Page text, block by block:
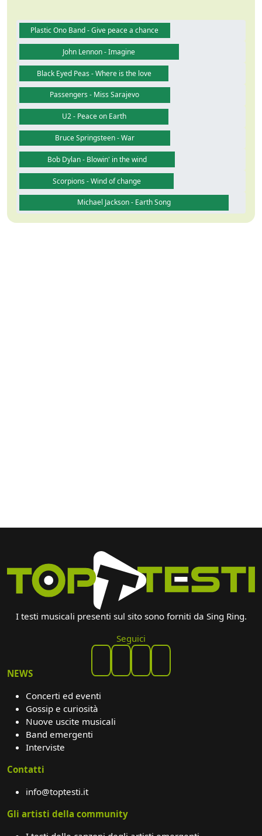
Plastic Ono Band - Give peace a chance
John Lennon - Imagine
Black Eyed Peas - Where is the love
Passengers - Miss Sarajevo
U2 - Peace on Earth
Bruce Springsteen - War
Bob Dylan - Blowin' in the wind
Scorpions - Wind of change
Michael Jackson - Earth Song
I testi musicali presenti sul sito sono forniti da Sing Ring.
Seguici
NEWS
Concerti ed eventi
Gossip e curiosità
Nuove uscite musicali
Band emergenti
Interviste
Contatti
info@toptesti.it
Gli artisti della community